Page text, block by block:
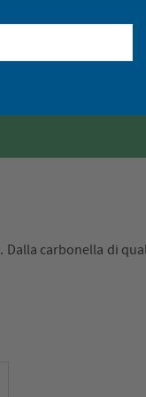
. Dalla carbonella di